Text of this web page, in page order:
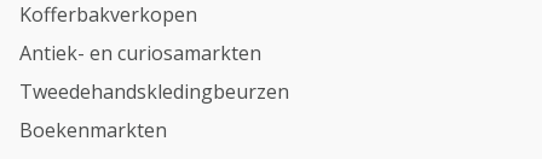
Kofferbakverkopen
Antiek- en curiosamarkten
Tweedehandskledingbeurzen
Boekenmarkten